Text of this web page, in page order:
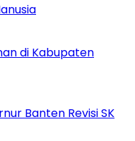
di Kabupaten
Banten Revisi SK